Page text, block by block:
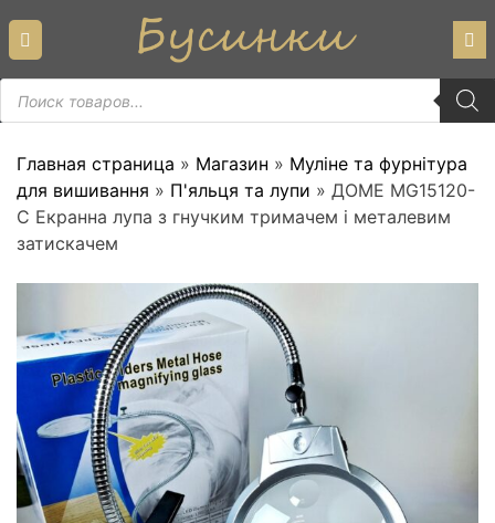
content
Пошук
товарів
Главная страница » Магазин » Муліне та фурнітура
для вишивання » П'яльця та лупи » ДОМЕ MG15120-
C Екранна лупа з гнучким тримачем і металевим
затискачем